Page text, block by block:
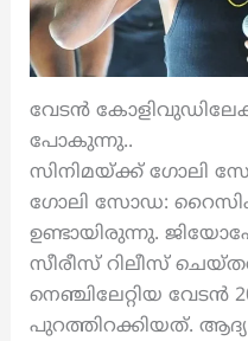
വേടൻ
പോകുന്നു..
സിനിമയ്ക്ക് ഗോലി
ഗോലി സോഡ:
ഉണ്ടായിരുന്നു.
സീരീസ് റിലീസ്
നെഞ്ചിലേറ്റിയ വേടൻ
പുറത്തിറക്കിയത്.